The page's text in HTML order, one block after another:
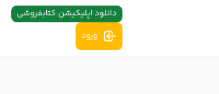
دانلود اپلیکیشن کتابفروشی
ورود